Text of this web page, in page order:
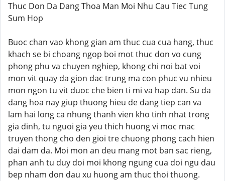
Thuc Don Da Dang Thoa Man Moi Nhu Cau Tiec Tung
Sum Hop
Buoc chan vao khong gian am thuc cua cua hang, thuc
khach se bi choang ngop boi mot thuc don vo cung
phong phu va chuyen nghiep, khong chi noi bat voi
mon vit quay da gion dac trung ma con phuc vu nhieu
mon ngon tu vit duoc che bien ti mi va hap dan. Su da
dang hoa nay giup thuong hieu de dang tiep can va
lam hai long ca nhung thanh vien kho tinh nhat trong
gia dinh, tu nguoi gia yeu thich huong vi moc mac
truyen thong cho den gioi tre chuong phong cach hien
dai dam da. Moi mon an deu mang mot ban sac rieng,
phan anh tu duy doi moi khong ngung cua doi ngu dau
bep nham don dau xu huong am thuc thoi thuong.